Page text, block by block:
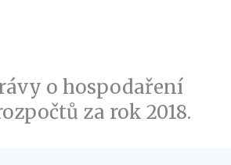
o hospodaření
za rok 2018.